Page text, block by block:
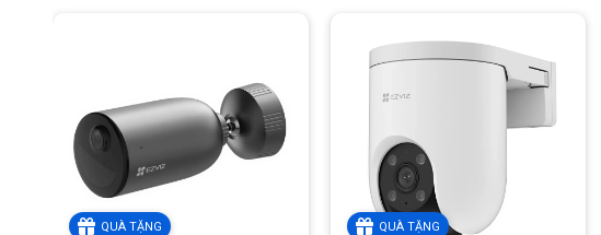
QUÀ TẶNG QUÀ TẶNG